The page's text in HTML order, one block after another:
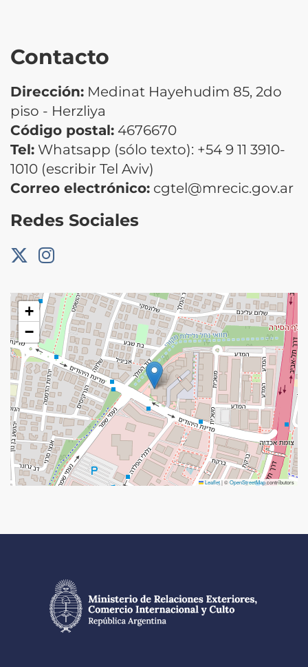
Contacto
Dirección: Medinat Hayehudim 85, 2do
piso - Herzliya
Código postal: 4676670
Tel: Whatsapp (sólo texto): +54 9 11 3910-
1010 (escribir Tel Aviv)
Correo electrónico: cgtel@mrecic.gov.ar
Redes Sociales
+
−
Leaflet|©OpenStreetMapcontributors